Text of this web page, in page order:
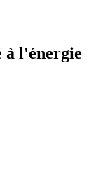
à l'énergie